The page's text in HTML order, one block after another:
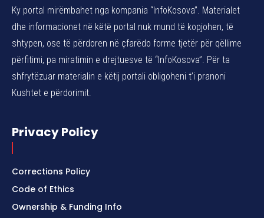
Ky portal mirëmbahet nga kompania “InfoKosova”. Materialet
dhe informacionet në këtë portal nuk mund të kopjohen, të
shtypen, ose të përdoren në çfarëdo forme tjetër për qëllime
përfitimi, pa miratimin e drejtuesve të “InfoKosova”. Për ta
shfrytëzuar materialin e këtij portali obligoheni t’i pranoni
Kushtet e përdorimit.
Privacy Policy
Corrections Policy
Code of Ethics
Ownership & Funding Info